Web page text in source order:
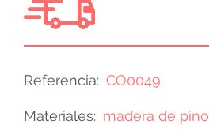
Referencia CO0049
Materiales madera de pino